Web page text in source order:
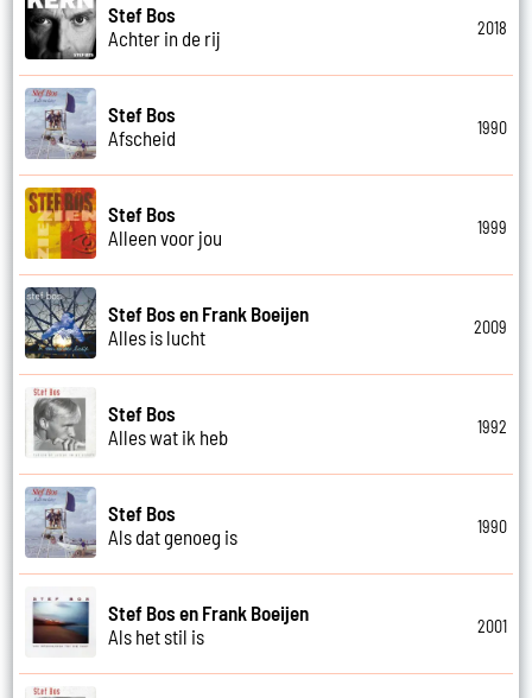
Stef Bos
Achter in de rij
2018
Stef Bos
Afscheid
1990
Stef Bos
Alleen voor jou
1999
Stef Bos en Frank Boeijen
Alles is lucht
2009
Stef Bos
Alles wat ik heb
1992
Stef Bos
Als dat genoeg is
1990
Stef Bos en Frank Boeijen
Als het stil is
2001